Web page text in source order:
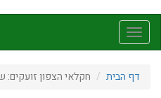
לתוכן
העיקריToggle
navigation
דף הבית
חקלאי הצפון